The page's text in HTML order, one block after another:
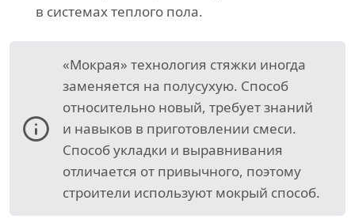
в системах теплого пола.
«Мокрая» технология стяжки иногда
заменяется на полусухую. Способ
относительно новый, требует знаний
и навыков в приготовлении смеси.
Способ укладки и выравнивания
отличается от привычного, поэтому
строители используют мокрый способ.